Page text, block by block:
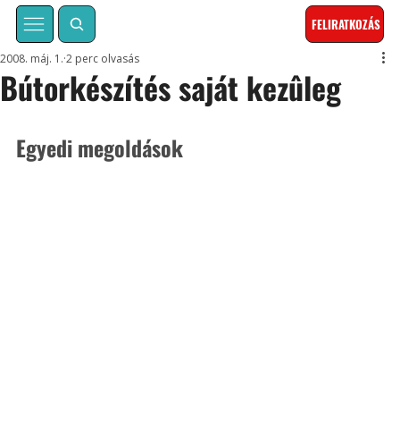
FELIRATKOZÁS
Bútorkészítés saját kezûleg
2008. máj. 1. 2 perc olvasás
Egyedi megoldások